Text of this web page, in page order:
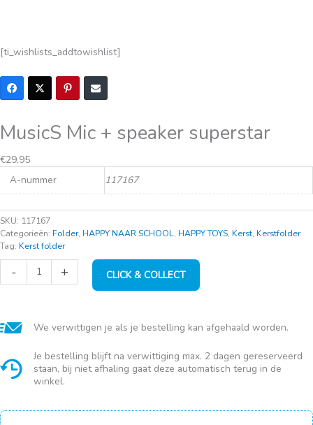
[ti_wishlists_addtowishlist]
MusicS Mic + speaker superstar
€29,95
A-nummer
117167
SKU: 117167
Categorieën: Folder, HAPPY NAAR SCHOOL, HAPPY TOYS, Kerst, Kerstfolder
Tag: Kerst folder
-
MusicS
Mic
aantal
+ CLICK & COLLECT
We verwittigen je als je bestelling kan afgehaald worden.
Je bestelling blijft na verwittiging max. 2 dagen gereserveerd
staan, bij niet afhaling gaat deze automatisch terug in de
winkel.